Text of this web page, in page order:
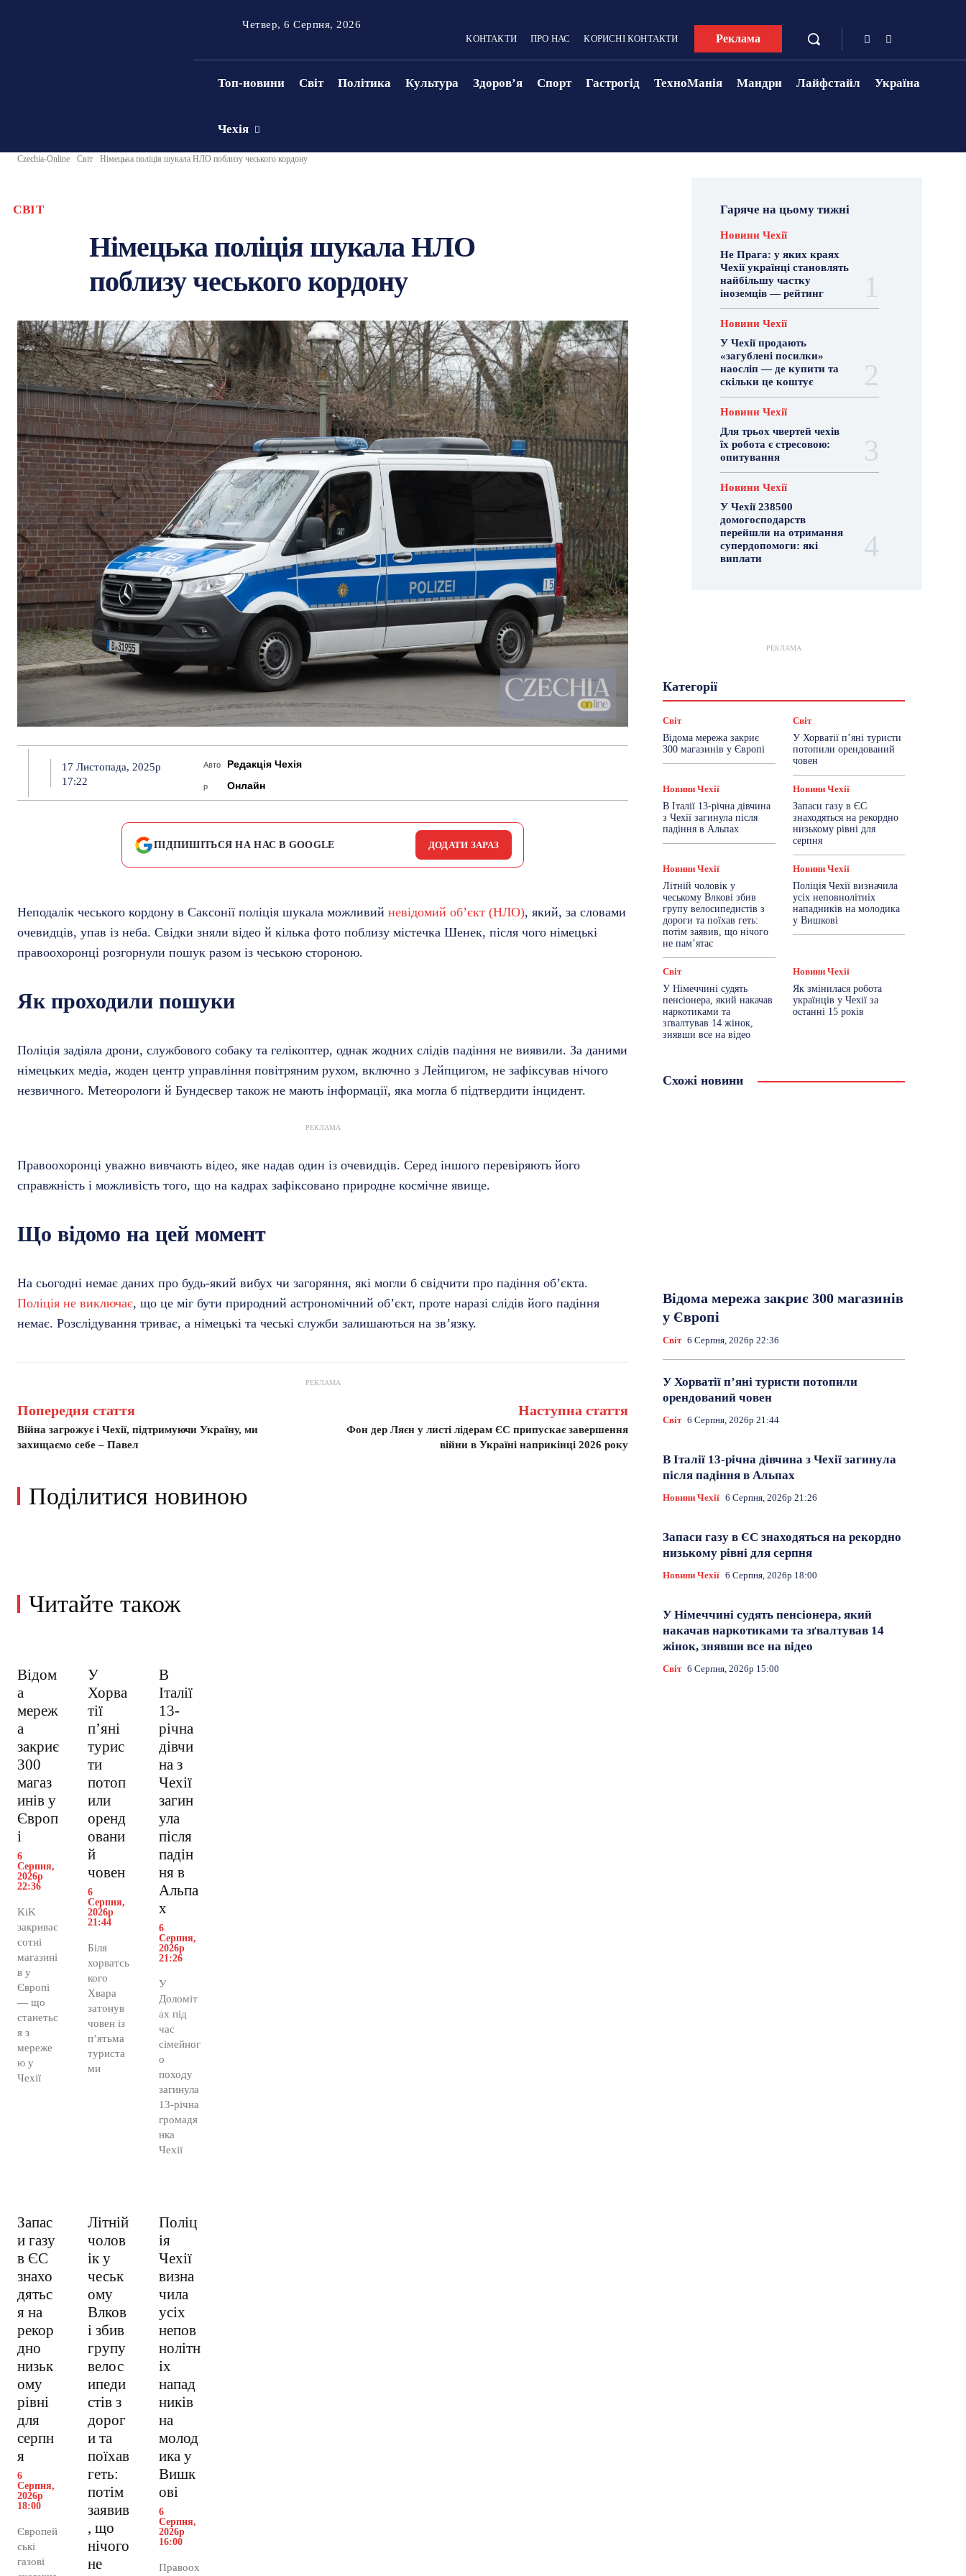
Четвер, 6 Серпня, 2026
КОНТАКТИ ПРО НАС КОРИСНІ КОНТАКТИ Реклама
Топ-новини Світ Політика Культура Здоровʼя Спорт Гастрогід ТехноМанія Мандри Лайфстайл Україна
Чехія
Czechia-Online Світ Німецька поліція шукала НЛО поблизу чеського кордону
СВІТ
Німецька поліція шукала НЛО
поблизу чеського кордону
17 Листопада, 2025р
17:22
Авто
р
Редакція Чехія
Онлайн
ПІДПИШІТЬСЯ НА НАС В GOOGLE ДОДАТИ ЗАРАЗ
Неподалік чеського кордону в Саксонії поліція шукала можливий невідомий об’єкт (НЛО), який, за словами
очевидців, упав із неба. Свідки зняли відео й кілька фото поблизу містечка Шенек, після чого німецькі
правоохоронці розгорнули пошук разом із чеською стороною.
Як проходили пошуки
Поліція задіяла дрони, службового собаку та гелікоптер, однак жодних слідів падіння не виявили. За даними
німецьких медіа, жоден центр управління повітряним рухом, включно з Лейпцигом, не зафіксував нічого
незвичного. Метеорологи й Бундесвер також не мають інформації, яка могла б підтвердити інцидент.
РЕКЛАМА
Правоохоронці уважно вивчають відео, яке надав один із очевидців. Серед іншого перевіряють його
справжність і можливість того, що на кадрах зафіксовано природне космічне явище.
Що відомо на цей момент
На сьогодні немає даних про будь-який вибух чи загоряння, які могли б свідчити про падіння об’єкта.
Поліція не виключає, що це міг бути природний астрономічний об’єкт, проте наразі слідів його падіння
немає. Розслідування триває, а німецькі та чеські служби залишаються на зв’язку.
РЕКЛАМА
Попередня стаття
Війна загрожує і Чехії, підтримуючи Україну, ми
захищаємо себе – Павел
Наступна стаття
Фон дер Ляєн у листі лідерам ЄС припускає завершення
війни в Україні наприкінці 2026 року
Поділитися новиною
Читайте також
Відом
а
мереж
а
закриє
300
магаз
инів у
Європ
і
6
Серпня,
2026р
22:36
KiK
закриває
сотні
магазині
в у
Європі
— що
станетьс
я з
мереже
ю у
Чехії
У
Хорва
тії
пʼяні
турис
ти
потоп
или
оренд
овани
й
човен
6
Серпня,
2026р
21:44
Біля
хорватсь
кого
Хвара
затонув
човен із
п’ятьма
туриста
ми
В
Італії
13-
річна
дівчи
на з
Чехії
загин
ула
після
падін
ня в
Альпа
х
6
Серпня,
2026р
21:26
У
Доломіт
ах під
час
сімейног
о
походу
загинула
13-річна
громадя
нка
Чехії
Запас
и газу
в ЄС
знахо
дятьс
я на
рекор
дно
низьк
ому
рівні
для
серпн
я
6
Серпня,
2026р
18:00
Європей
ські
газові
Літній
чолов
ік у
чеськ
ому
Влков
і збив
групу
велос
ипеди
стів з
дорог
и та
поїхав
геть:
потім
заявив
, що
нічого
не
Поліц
ія
Чехії
визна
чила
усіх
непов
нолітн
іх
напад
ників
на
молод
ика у
Вишк
ові
6
Серпня,
2026р
16:00
Правоох
Гаряче на цьому тижні
Новини Чехії
Не Прага: у яких краях
Чехії українці становлять
найбільшу частку
іноземців — рейтинг
Новини Чехії
У Чехії продають
«загублені посилки»
наосліп — де купити та
скільки це коштує
Новини Чехії
Для трьох чвертей чехів
їх робота є стресовою:
опитування
Новини Чехії
У Чехії 238500
домогосподарств
перейшли на отримання
супердопомоги: які
виплати
РЕКЛАМА
КатегоріїГастрогід
Знай Чехію
Новини Чехії
Робота
Сад та город
Світ
Спорт ТехноМанія
Топ-новини
Фоторепортаж
Світ
Відома мережа закриє
300 магазинів у Європі
Світ
У Хорватії пʼяні туристи
потопили орендований
човен
Новини Чехії
В Італії 13-річна дівчина
з Чехії загинула після
падіння в Альпах
Новини Чехії
Запаси газу в ЄС
знаходяться на рекордно
низькому рівні для
серпня
Новини Чехії
Літній чоловік у
чеському Влкові збив
групу велосипедистів з
дороги та поїхав геть:
потім заявив, що нічого
не пам’ятає
Новини Чехії
Поліція Чехії визначила
усіх неповнолітніх
нападників на молодика
у Вишкові
Світ
У Німеччині судять
пенсіонера, який накачав
наркотиками та
зґвалтував 14 жінок,
знявши все на відео
Новини Чехії
Як змінилася робота
українців у Чехії за
останні 15 років
Схожі новини
Відома мережа закриє 300 магазинів
у Європі
Світ 6 Серпня, 2026р 22:36
У Хорватії пʼяні туристи потопили
орендований човен
Світ 6 Серпня, 2026р 21:44
В Італії 13-річна дівчина з Чехії загинула
після падіння в Альпах
Новини Чехії 6 Серпня, 2026р 21:26
Запаси газу в ЄС знаходяться на рекордно
низькому рівні для серпня
Новини Чехії 6 Серпня, 2026р 18:00
У Німеччині судять пенсіонера, який
накачав наркотиками та зґвалтував 14
жінок, знявши все на відео
Світ 6 Серпня, 2026р 15:00